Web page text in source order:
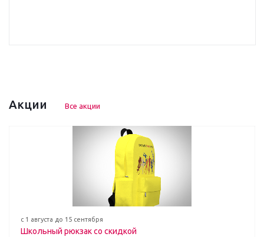
Акции Все акции
с 1 августа до 15 сентября
Школьный рюкзак со скидкой